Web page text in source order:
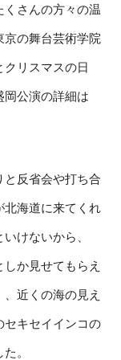
くさんの方々の温
の舞台芸術学院
リスマスの日
岡公演の詳細は
反省会や打ち合
北海道に来てくれ
けないから、
か見せてもらえ
近くの海の見え
セキセイインコの
。